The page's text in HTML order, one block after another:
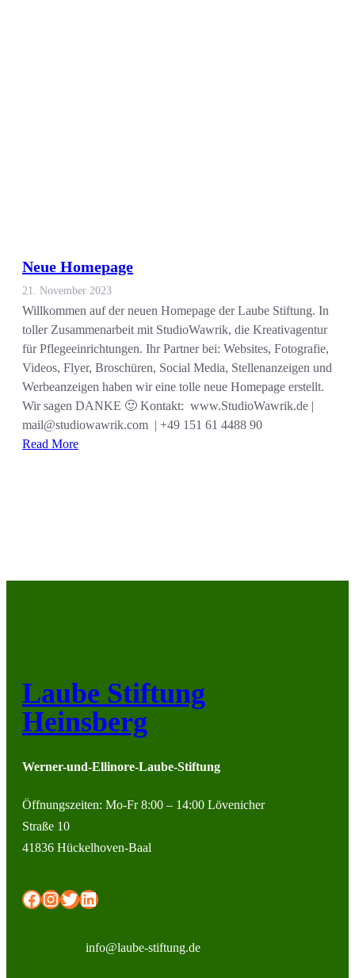
Neue Homepage
21. November 2023
Willkommen auf der neuen Homepage der Laube Stiftung. In
toller Zusammenarbeit mit StudioWawrik, die Kreativagentur
für Pflegeeinrichtungen. Ihr Partner bei: Websites, Fotografie,
Videos, Flyer, Broschüren, Social Media, Stellenanzeigen und
Werbeanzeigen haben wir eine tolle neue Homepage erstellt.
Wir sagen DANKE 🙂 Kontakt: www.StudioWawrik.de |
mail@studiowawrik.com | +49 151 61 4488 90
Read More
Laube Stiftung
Heinsberg
Werner-und-Ellinore-Laube-Stiftung
Öffnungszeiten: Mo-Fr 8:00 – 14:00 Lövenicher
Straße 10
41836 Hückelhoven-Baal
Facebook InstagramTwitter LinkedIn
info@laube-stiftung.de